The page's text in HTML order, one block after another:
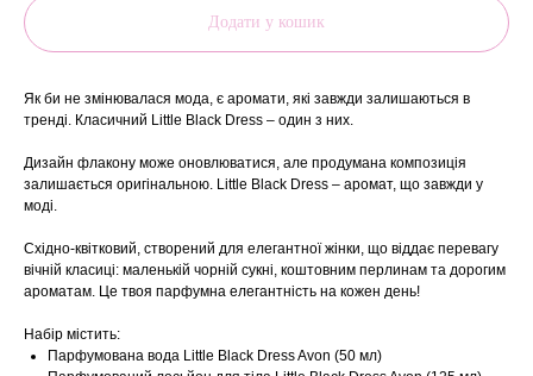
Додати у кошик
Як би не змінювалася мода, є аромати, які завжди залишаються в
тренді. Класичний Little Black Dress – один з них.
Дизайн флакону може оновлюватися, але продумана композиція
залишається оригінальною. Little Black Dress – аромат, що завжди у
моді.
Східно-квітковий, створений для елегантної жінки, що віддає перевагу
вічній класиці: маленькій чорній сукні, коштовним перлинам та дорогим
ароматам. Це твоя парфумна елегантність на кожен день!
Набір містить:
Парфумована вода Little Black Dress Avon (50 мл)